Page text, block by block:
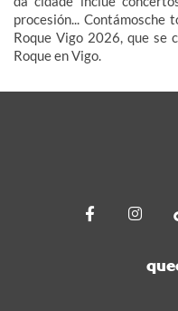
procesión... Contámosche
Roque Vigo 2026, que se
Roque en Vigo.